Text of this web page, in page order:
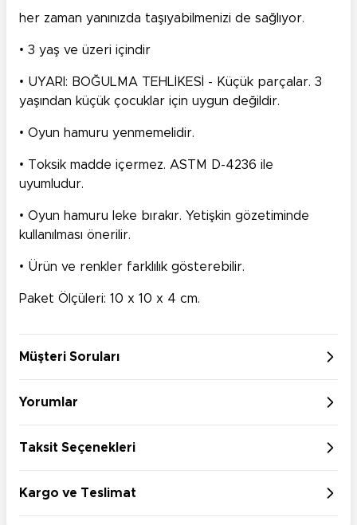
her zaman yanınızda taşıyabilmenizi de sağlıyor.
• 3 yaş ve üzeri içindir
• UYARI: BOĞULMA TEHLİKESİ - Küçük parçalar. 3
yaşından küçük çocuklar için uygun değildir.
• Oyun hamuru yenmemelidir.
• Toksik madde içermez. ASTM D-4236 ile
uyumludur.
• Oyun hamuru leke bırakır. Yetişkin gözetiminde
kullanılması önerilir.
• Ürün ve renkler farklılık gösterebilir.
Paket Ölçüleri: 10 x 10 x 4 cm.
Müşteri Soruları
Yorumlar
Taksit Seçenekleri
Kargo ve Teslimat